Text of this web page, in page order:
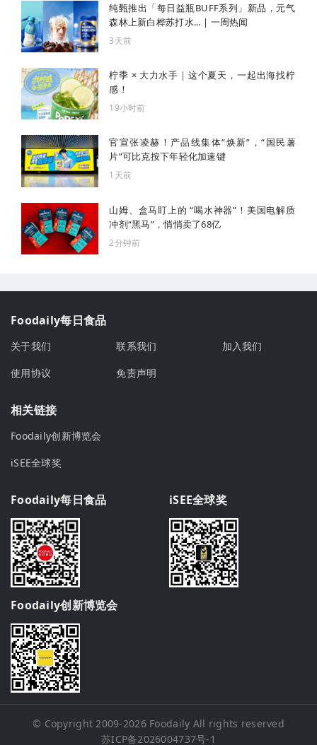
纯甄推出「每日益瓶BUFF系列」新品，元气
森林上新白桦苏打水... | 一周热闻
3天前
柠季 × 大力水手｜这个夏天，一起出海找柠
感！
19小时前
官宣张凌赫！产品线集体“焕新”，“国民薯
片”可比克按下年轻化加速键
1天前
山姆、盒马盯上的 “喝水神器”！美国电解质
冲剂“黑马”，悄悄卖了68亿
2分钟前
Foodaily每日食品
关于我们 联系我们
加入我们
使用协议
免责声明
相关链接
Foodaily创新博览会
iSEE全球奖
Foodaily每日食品 iSEE全球奖
Foodaily创新博览会
© Copyright 2009-2026 Foodaily All rights reserved
苏ICP备2026004737号-1